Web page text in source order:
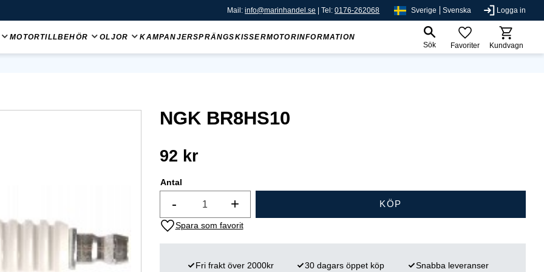
Mail:info@marinhandel.se | Tel:0176-262068 Sverige Svenska Logga in
MOTORTILLBEHÖR OLJOR KAMPANJERSPRÄNGSKISSERMOTORINFORMATION
Sök
Favoriter Kundvagn
NGK BR8HS10
92 kr
Antal
+
- KÖP
Lägg till i favoriter
Fri frakt över 2000kr 30 dagars öppet köp Snabba leveranser